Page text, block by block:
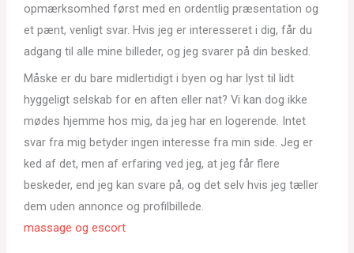
opmærksomhed først med en ordentlig præsentation og
et pænt, venligt svar. Hvis jeg er interesseret i dig, får du
adgang til alle mine billeder, og jeg svarer på din besked.
Måske er du bare midlertidigt i byen og har lyst til lidt
hyggeligt selskab for en aften eller nat? Vi kan dog ikke
mødes hjemme hos mig, da jeg har en logerende. Intet
svar fra mig betyder ingen interesse fra min side. Jeg er
ked af det, men af erfaring ved jeg, at jeg får flere
beskeder, end jeg kan svare på, og det selv hvis jeg tæller
dem uden annonce og profilbillede.
massage og escort